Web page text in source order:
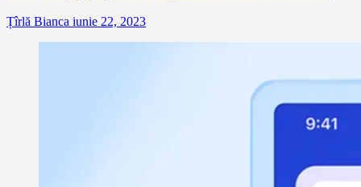
Țîrlă Bianca iunie 22, 2023